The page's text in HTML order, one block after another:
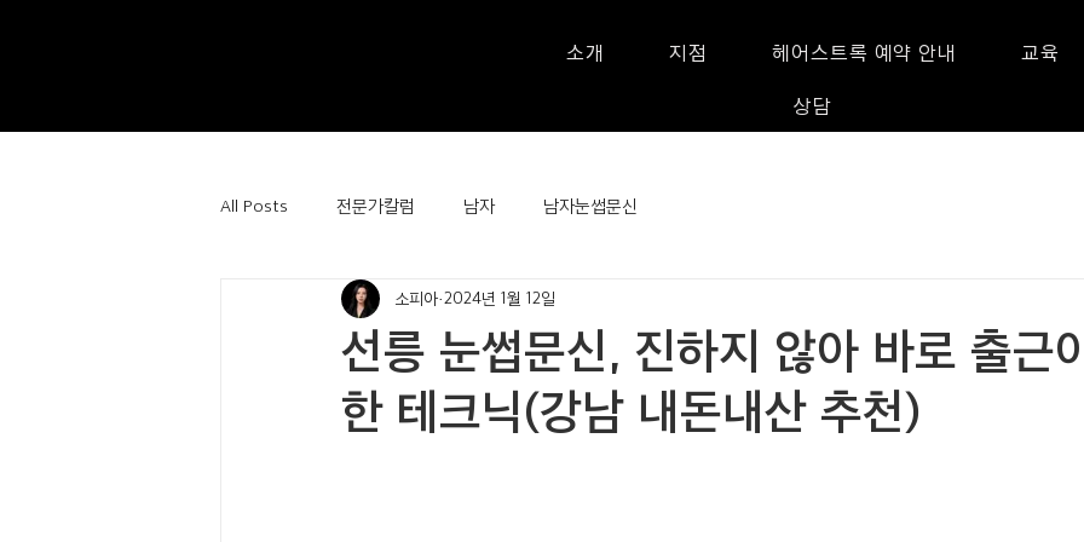
소개 지점 헤어스트록 예약 안내 교육
상담
All Posts 전문가칼럼 남자 남자눈썹문신
선릉 눈썹문신, 진하지 않아 바로 출근
한 테크닉(강남 내돈내산 추천)
소피아 2024년 1월 12일